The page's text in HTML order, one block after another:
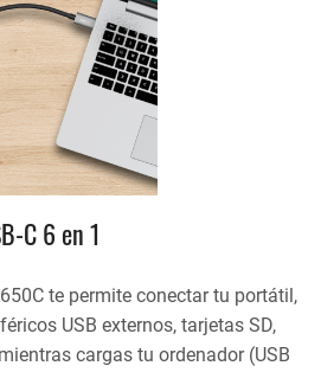
C 6 en 1
te permite conectar tu portátil,
USB externos, tarjetas SD,
cargas tu ordenador (USB